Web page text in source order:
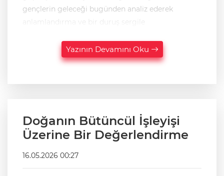
gençlerin geleceği bugünden analiz ederek
anlamlandırma ve bir duruş sergile
Yazının Devamını Oku
Doğanın Bütüncül İşleyişi
Üzerine Bir Değerlendirme
16.05.2026 00:27